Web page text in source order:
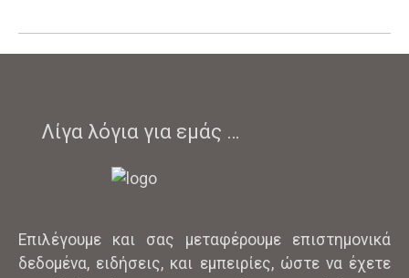
Λίγα λόγια για εμάς …
Επιλέγουμε και σας μεταφέρουμε επιστημονικά
δεδομένα, ειδήσεις, και εμπειρίες, ώστε να έχετε